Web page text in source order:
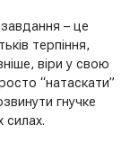
– це
терпіння,
віри у свою
“натаскати”
гнучке
силах.